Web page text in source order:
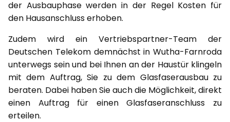
der Ausbauphase werden in der Regel Kosten für
den Hausanschluss erhoben.
Zudem wird ein Vertriebspartner-Team der
Deutschen Telekom demnächst in Wutha-Farnroda
unterwegs sein und bei Ihnen an der Haustür klingeln
mit dem Auftrag, Sie zu dem Glasfaserausbau zu
beraten. Dabei haben Sie auch die Möglichkeit, direkt
einen Auftrag für einen Glasfaseranschluss zu
erteilen.